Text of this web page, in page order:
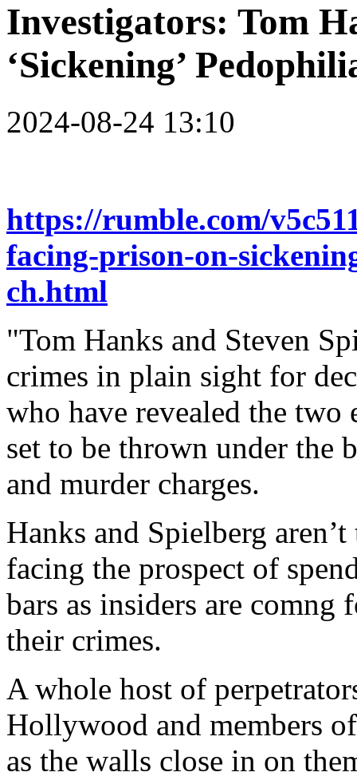
Investigators: Tom
‘Sickening’
2024-08-24 13:10
https://rumble.com/
facing-prison-on-
ch.html
"Tom Hanks and Steven
crimes in plain sight for
who have revealed the two
set to be thrown under the
and murder charges.
Hanks and Spielberg
facing the prospect of
bars as insiders are
their crimes.
A whole host of
Hollywood and members
as the walls close in on